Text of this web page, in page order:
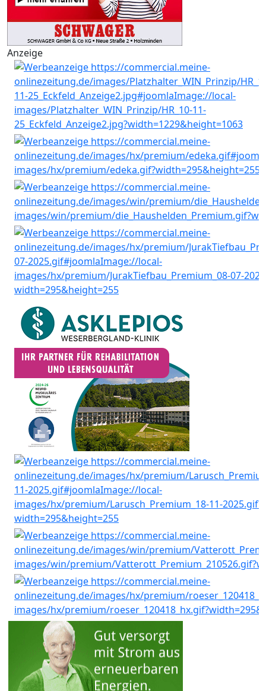
Anzeige